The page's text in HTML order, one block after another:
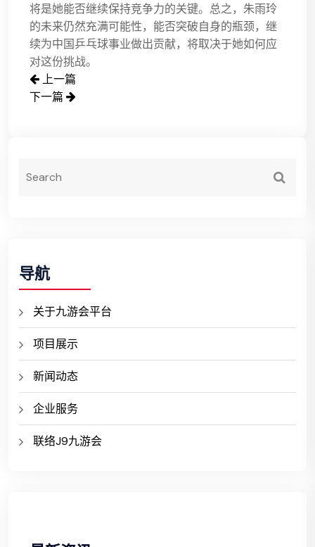
将是她能否继续保持竞争力的关键。总之，朱雨玲
的未来仍然充满可能性，能否突破自身的瓶颈，继
续为中国乒乓球事业做出贡献，将取决于她如何应
对这份挑战。
上一篇
下一篇
导航
关于九游会平台
项目展示
新闻动态
企业服务
联络J9九游会